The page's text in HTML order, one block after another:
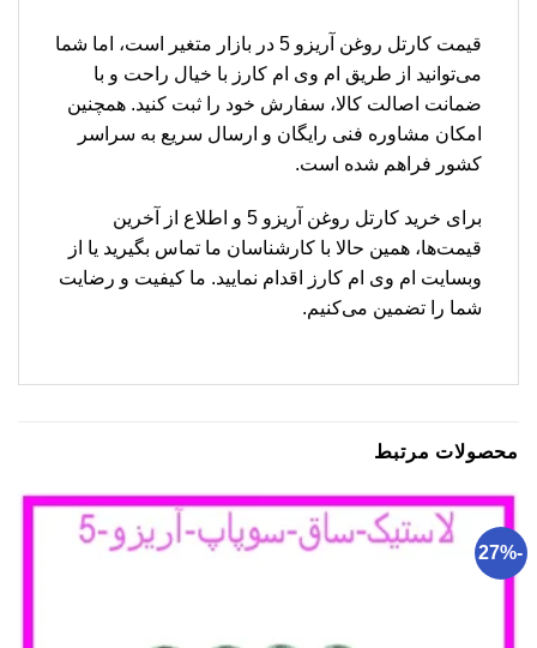
قیمت کارتل روغن آریزو 5 در بازار متغیر است، اما شما
می‌توانید از طریق ام وی ام کارز با خیال راحت و با
ضمانت اصالت کالا، سفارش خود را ثبت کنید. همچنین
امکان مشاوره فنی رایگان و ارسال سریع به سراسر
کشور فراهم شده است.
برای خرید کارتل روغن آریزو 5 و اطلاع از آخرین
قیمت‌ها، همین حالا با کارشناسان ما تماس بگیرید یا از
وبسایت ام وی ام کارز اقدام نمایید. ما کیفیت و رضایت
شما را تضمین می‌کنیم.
محصولات مرتبط
-27%